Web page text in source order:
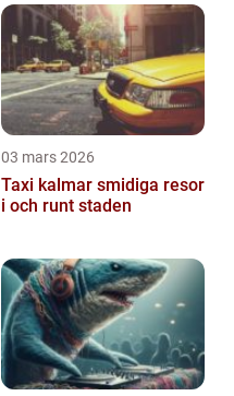
03 mars 2026
Taxi kalmar smidiga resor
i och runt staden